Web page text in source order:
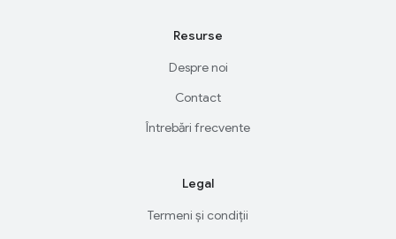
Resurse
Despre noi
Contact
Întrebări frecvente
Legal
Termeni și condiții